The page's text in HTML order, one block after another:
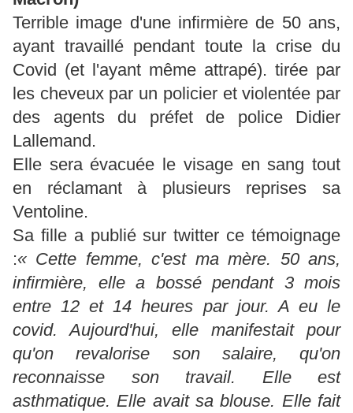
Terrible image d'une infirmière de 50 ans,
ayant travaillé pendant toute la crise du
Covid (et l'ayant même attrapé). tirée par
les cheveux par un policier et violentée par
des agents du préfet de police Didier
Lallemand.
Elle sera évacuée le visage en sang tout
en réclamant à plusieurs reprises sa
Ventoline.
Sa fille a publié sur twitter ce témoignage
:« Cette femme, c'est ma mère. 50 ans,
infirmière, elle a bossé pendant 3 mois
entre 12 et 14 heures par jour. A eu le
covid. Aujourd'hui, elle manifestait pour
qu'on revalorise son salaire, qu'on
reconnaisse son travail. Elle est
asthmatique. Elle avait sa blouse. Elle fait